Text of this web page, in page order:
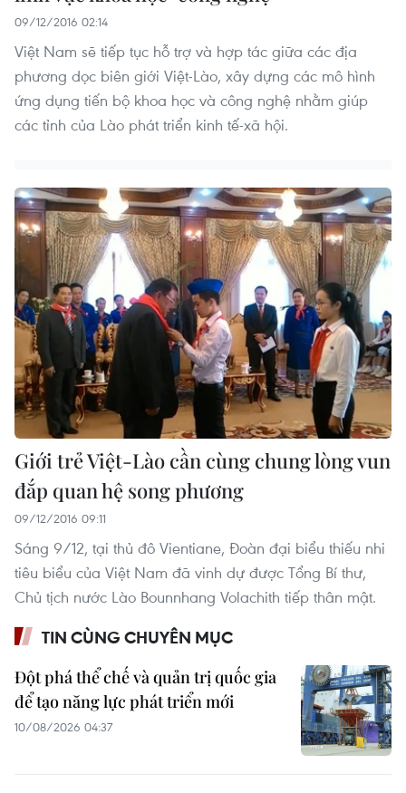
09/12/2016 02:14
Việt Nam sẽ tiếp tục hỗ trợ và hợp tác giữa các địa
phương dọc biên giới Việt-Lào, xây dựng các mô hình
ứng dụng tiến bộ khoa học và công nghệ nhằm giúp
các tỉnh của Lào phát triển kinh tế-xã hội.
Giới trẻ Việt-Lào cần cùng chung lòng vun
đắp quan hệ song phương
09/12/2016 09:11
Sáng 9/12, tại thủ đô Vientiane, Đoàn đại biểu thiếu nhi
tiêu biểu của Việt Nam đã vinh dự được Tổng Bí thư,
Chủ tịch nước Lào Bounnhang Volachith tiếp thân mật.
TIN CÙNG CHUYÊN MỤC
Đột phá thể chế và quản trị quốc gia
để tạo năng lực phát triển mới
10/08/2026 04:37